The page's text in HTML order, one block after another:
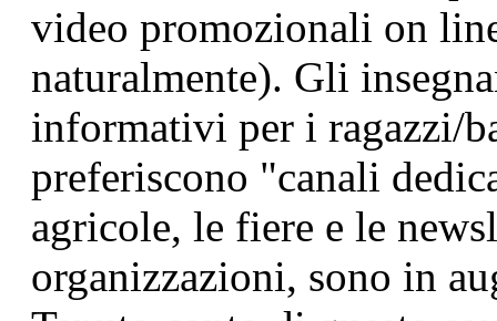
video promozionali on
naturalmente). Gli
informativi per i ragazzi/
preferiscono "canali
agricole, le fiere e le
organizzazioni, sono in